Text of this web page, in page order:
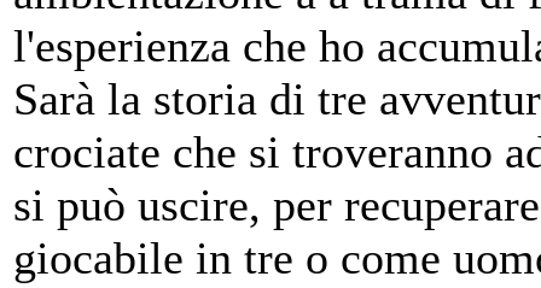
l'esperienza che ho
Sarà la storia di tre
crociate che si troveranno
si può uscire, per
giocabile in tre o come